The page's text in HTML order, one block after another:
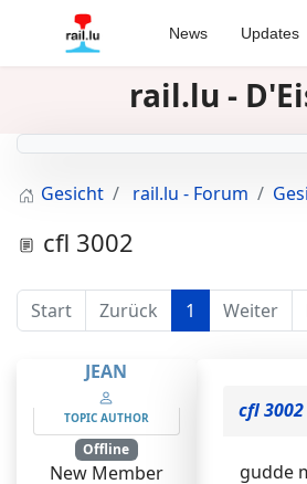
News Updates
rail.lu -
Gesicht rail.lu - Forum
cfl 3002
Start Zurück 1 Weiter
JEAN
TOPIC AUTHOR
Offline
New Member
cfl 3002
gudde